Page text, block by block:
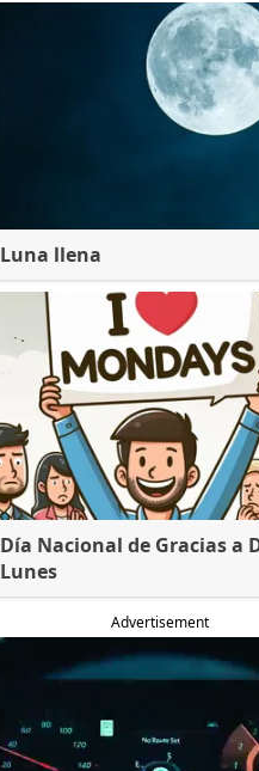
Luna llena
Día Nacional de Gracias a
Lunes
Advertisement